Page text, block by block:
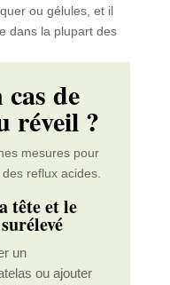
ou gélules, et il
dans la plupart des
de
réveil ?
mesures pour
reflux acides.
tête et le
un
ou ajouter